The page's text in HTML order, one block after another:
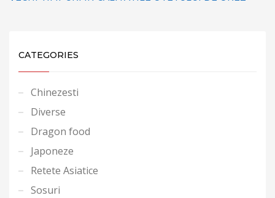
CATEGORIES
Chinezesti
Diverse
Dragon food
Japoneze
Retete Asiatice
Sosuri